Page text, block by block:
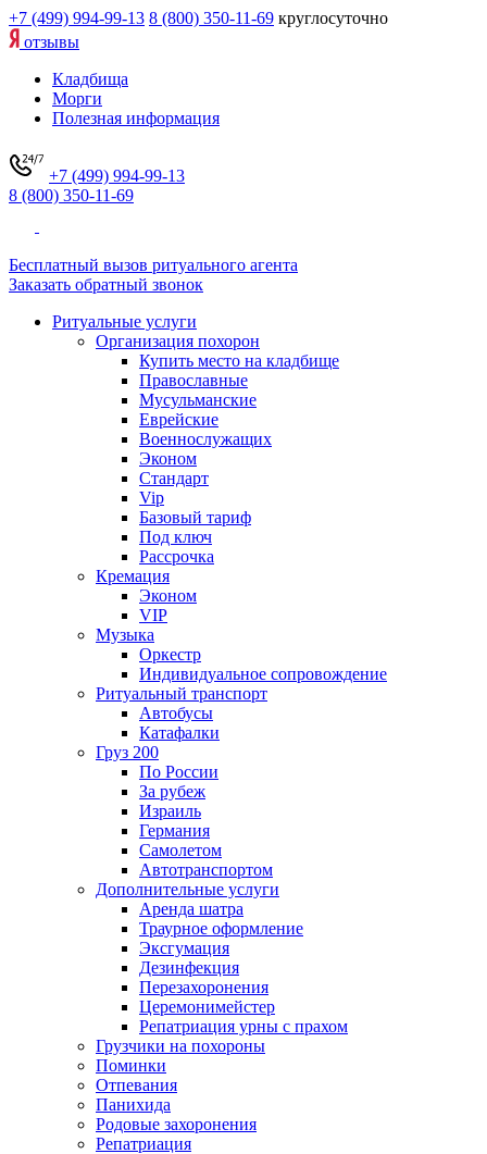
+7 (499) 994-99-13 8 (800) 350-11-69 круглосуточно
отзывы
Кладбища
Морги
Полезная информация
+7 (499) 994-99-13
8 (800) 350-11-69
Бесплатный вызов ритуального агента
Заказать обратный звонок
Ритуальные услуги
Организация похорон
Купить место на кладбище
Православные
Мусульманские
Еврейские
Военнослужащих
Эконом
Стандарт
Vip
Базовый тариф
Под ключ
Рассрочка
Кремация
Эконом
VIP
Музыка
Оркестр
Индивидуальное сопровождение
Ритуальный транспорт
Автобусы
Катафалки
Груз 200
По России
За рубеж
Израиль
Германия
Самолетом
Автотранспортом
Дополнительные услуги
Аренда шатра
Траурное оформление
Эксгумация
Дезинфекция
Перезахоронения
Церемонимейстер
Репатриация урны с прахом
Грузчики на похороны
Поминки
Отпевания
Панихида
Родовые захоронения
Репатриация